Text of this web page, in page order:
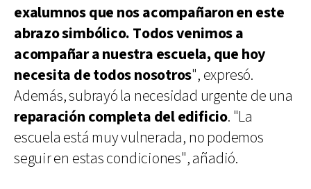
exalumnos que nos acompañaron en este
abrazo simbólico. Todos venimos a
acompañar a nuestra escuela, que hoy
necesita de todos nosotros", expresó.
Además, subrayó la necesidad urgente de una
reparación completa del edificio. "La
escuela está muy vulnerada, no podemos
seguir en estas condiciones", añadió.